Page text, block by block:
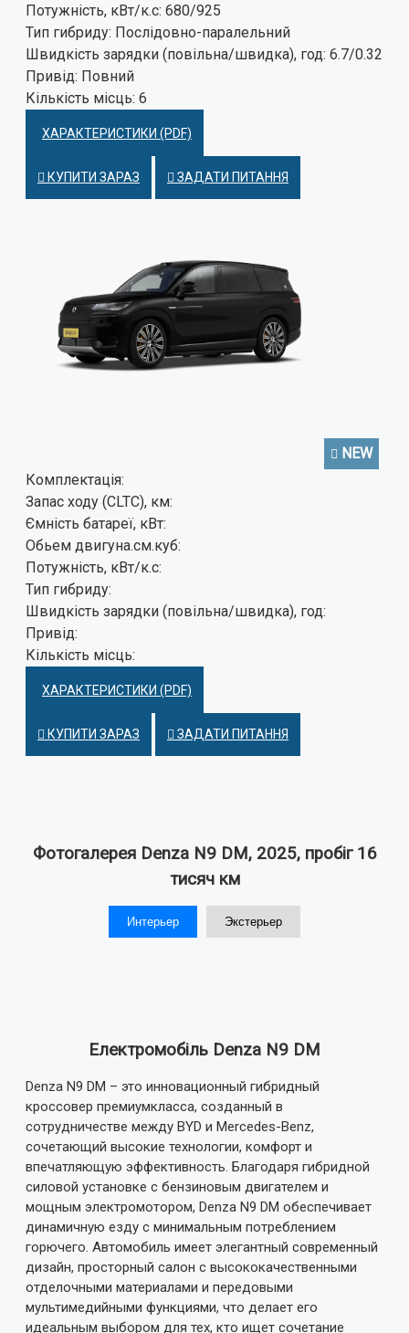
Потужність, кВт/к.с: 680/925
Тип гибриду: Послідовно-паралельний
Швидкість зарядки (повільна/швидка), год: 6.7/0.32
Привід: Повний
Кількість місць: 6
ХАРАКТЕРИСТИКИ (PDF)
КУПИТИ ЗАРАЗ ЗАДАТИ ПИТАННЯ
NEW
Комплектація:
Запас ходу (CLTC), км:
Ємність батареї, кВт:
Обьем двигуна.см.куб:
Потужність, кВт/к.с:
Тип гибриду:
Швидкість зарядки (повільна/швидка), год:
Привід:
Кількість місць:
ХАРАКТЕРИСТИКИ (PDF)
КУПИТИ ЗАРАЗ ЗАДАТИ ПИТАННЯ
Фотогалерея Denza N9 DM, 2025, пробіг 16
тисяч км
Интерьер Экстерьер
Електромобіль Denza N9 DM
Denza N9 DM – это инновационный гибридный
кроссовер премиумкласса, созданный в
сотрудничестве между BYD и Mercedes-Benz,
сочетающий высокие технологии, комфорт и
впечатляющую эффективность. Благодаря гибридной
силовой установке с бензиновым двигателем и
мощным электромотором, Denza N9 DM обеспечивает
динамичную езду с минимальным потреблением
горючего. Автомобиль имеет элегантный современный
дизайн, просторный салон с высококачественными
отделочными материалами и передовыми
мультимедийными функциями, что делает его
идеальным выбором для тех, кто ищет сочетание